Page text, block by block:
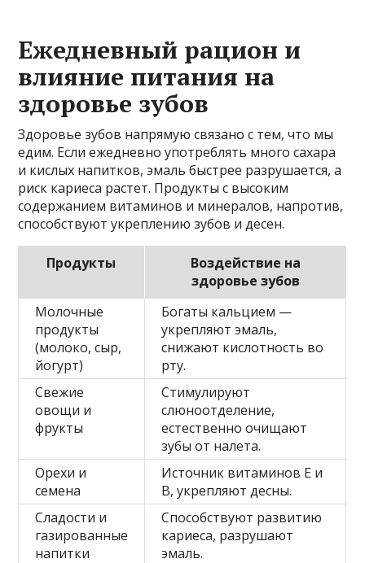
Ежедневный рацион и
влияние питания на
здоровье зубов
Здоровье зубов напрямую связано с тем, что мы
едим. Если ежедневно употреблять много сахара
и кислых напитков, эмаль быстрее разрушается, а
риск кариеса растет. Продукты с высоким
содержанием витаминов и минералов, напротив,
способствуют укреплению зубов и десен.
Продукты
Воздействие на
здоровье зубов
Молочные
продукты
(молоко, сыр,
йогурт)
Богаты кальцием —
укрепляют эмаль,
снижают кислотность во
рту.
Свежие
овощи и
фрукты
Стимулируют
слюноотделение,
естественно очищают
зубы от налета.
Орехи и
семена
Источник витаминов Е и
В, укрепляют десны.
Сладости и
газированные
напитки
Способствуют развитию
кариеса, разрушают
эмаль.